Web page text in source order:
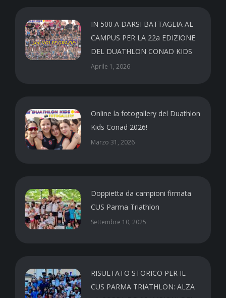
IN 500 A DARSI BATTAGLIA AL
CAMPUS PER LA 22a EDIZIONE
DEL DUATHLON CONAD KIDS
Aprile 1, 2026
Online la fotogallery del Duathlon
Kids Conad 2026!
Marzo 31, 2026
Doppietta da campioni firmata
CUS Parma Triathlon
Settembre 10, 2025
RISULTATO STORICO PER IL
CUS PARMA TRIATHLON: ALZA